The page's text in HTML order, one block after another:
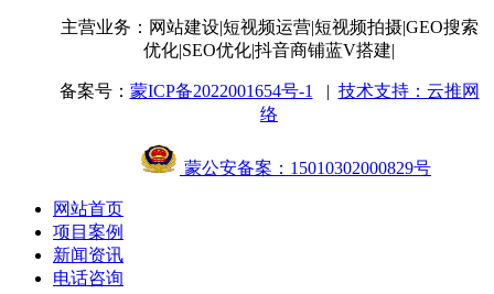
主营业务：网站建设|短视频运营|短视频拍摄|GEO搜索
优化|SEO优化|抖音商铺蓝V搭建|
备案号： 蒙ICP备2022001654号-1 | 技术支持：云推网
络
蒙公安备案：15010302000829号
网站首页
项目案例
新闻资讯
电话咨询